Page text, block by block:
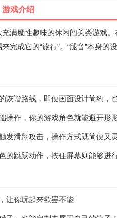
游戏介绍
充满魔性趣味的休闲闯关类游戏
完成它的“旅行”。“腿音”本身
诙谐路线，即便画面设计简约，
操作，你的游戏角色就能避开形
发滑翔攻击，操作方式既简便又
的跳跃动作，按住屏幕则能够进
让你玩起来欲罢不能